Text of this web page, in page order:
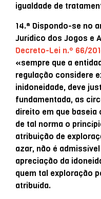
igualdade de
14.ª Dispondo-se no
Jurídico dos Jogos e
Decreto-Lei n.º 66/
«sempre que a
regulação considere
inidoneidade, deve
fundamentada, as
direito em que
de tal norma o
atribuição de
azar, não é
apreciação da
quem tal exploração
atribuída.